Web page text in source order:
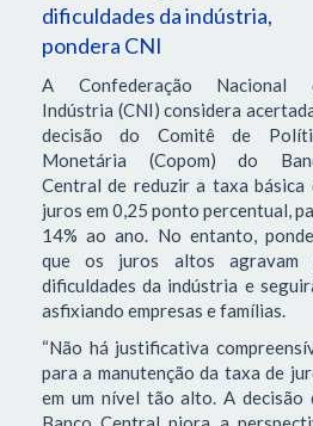
dificuldades da indústria,
pondera CNI
A Confederação Nacional
Indústria (CNI) considera
decisão do Comitê de
Monetária (Copom) do
Central de reduzir a taxa básica
juros em 0,25 ponto percentual,
14% ao ano. No entanto,
que os juros altos agravam
dificuldades da indústria e
asfixiando empresas e famílias.
“Não há justificativa
para a manutenção da taxa de
em um nível tão alto. A decisão